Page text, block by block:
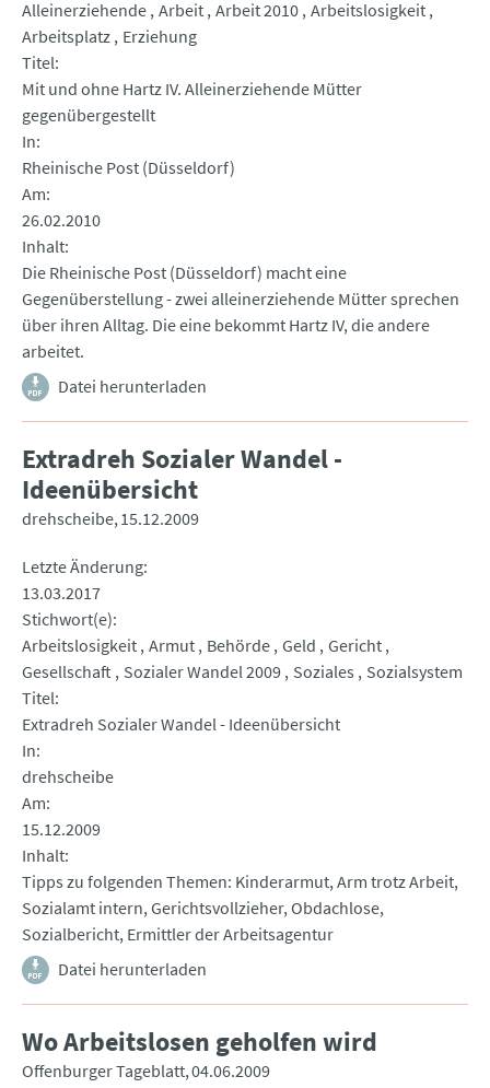
Alleinerziehende Arbeit Arbeit 2010 Arbeitslosigkeit
Arbeitsplatz Erziehung
Titel
Mit und ohne Hartz IV. Alleinerziehende Mütter
gegenübergestellt
In
Rheinische Post (Düsseldorf)
Am
26.02.2010
Inhalt
Die Rheinische Post (Düsseldorf) macht eine
Gegenüberstellung - zwei alleinerziehende Mütter sprechen
über ihren Alltag. Die eine bekommt Hartz IV, die andere
arbeitet.
Datei herunterladen
Extradreh Sozialer Wandel -
Ideenübersicht
drehscheibe 15.12.2009
Letzte Änderung
13.03.2017
Stichwort(e)
Arbeitslosigkeit Armut Behörde Geld Gericht
Gesellschaft Sozialer Wandel 2009 Soziales
Sozialsystem
Titel
Extradreh Sozialer Wandel - Ideenübersicht
In
drehscheibe
Am
15.12.2009
Inhalt
Tipps zu folgenden Themen: Kinderarmut, Arm trotz Arbeit,
Sozialamt intern, Gerichtsvollzieher, Obdachlose,
Sozialbericht, Ermittler der Arbeitsagentur
Datei herunterladen
Wo Arbeitslosen geholfen wird
Offenburger Tageblatt 04.06.2009